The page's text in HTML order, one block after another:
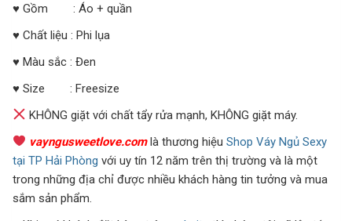
♥ Gồm : Áo + quần
♥ Chất liệu : Phi lụa
♥ Màu sắc : Đen
♥ Size : Freesize
KHÔNG giặt với chất tẩy rửa mạnh, KHÔNG giặt máy.
vayngusweetlove.comlà thương hiệuShop Váy Ngủ Sexy
tại TP Hải Phòng với uy tín 12 năm trên thị trường và là một
trong những địa chỉ được nhiều khách hàng tin tưởng và mua
sắm sản phẩm.